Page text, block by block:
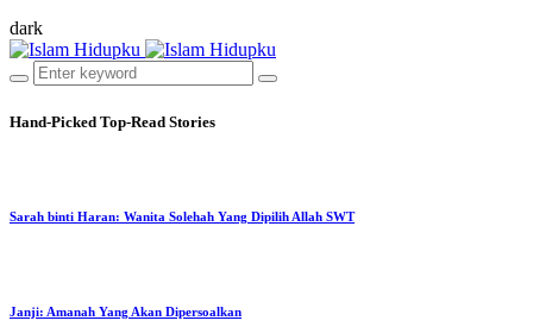
dark
Hand-Picked Top-Read Stories
Sarah binti Haran: Wanita Solehah Yang Dipilih Allah SWT
Janji: Amanah Yang Akan Dipersoalkan